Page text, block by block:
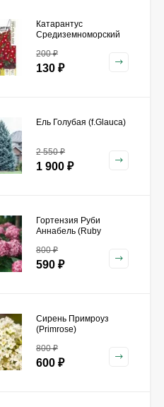
Катарантус
Средиземноморский
алтая]
200₽
130 ₽
Ель Голубая (f.Glauca)
2 550₽
1 900 ₽
Гортензия Руби
Аннабель (Ruby
800₽
590 ₽
Сирень Примроуз
(Primrose)
800₽
600 ₽